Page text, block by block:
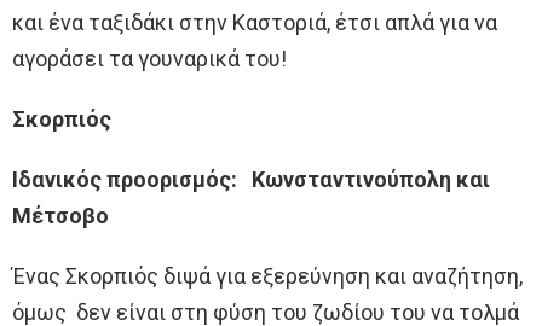
και ένα ταξιδάκι στην Καστοριά, έτσι απλά για να
αγοράσει τα γουναρικά του!
Σκορπιός
Ιδανικός προορισμός: Κωνσταντινούπολη και
Μέτσοβο
Ένας Σκορπιός διψά για εξερεύνηση και αναζήτηση,
όμως δεν είναι στη φύση του ζωδίου του να τολμά